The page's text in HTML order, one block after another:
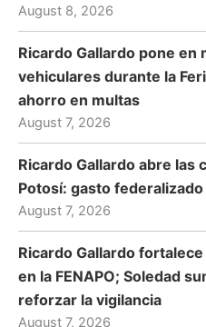
August 8, 2026
Ricardo Gallardo pone en
vehiculares durante la
ahorro en multas
August 7, 2026
Ricardo Gallardo abre las
Potosí: gasto
August 7, 2026
Ricardo Gallardo
en la FENAPO; Soledad
reforzar la vigilancia
August 7, 2026